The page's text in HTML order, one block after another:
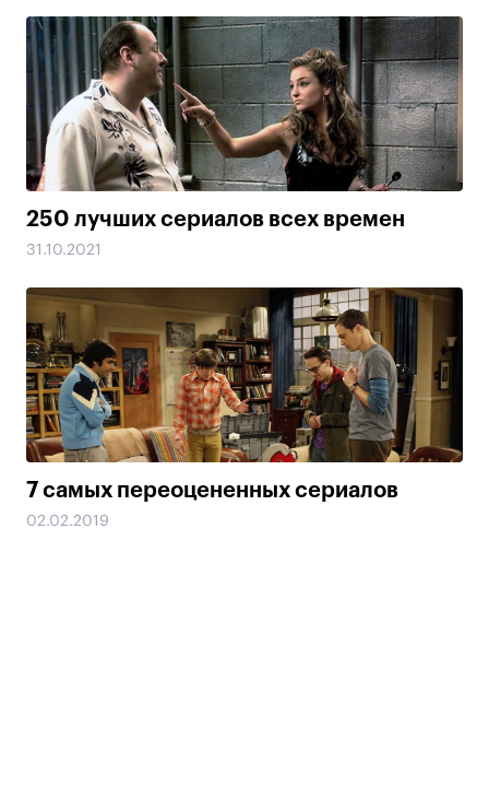
250 лучших сериалов всех времен
31.10.2021
7 самых переоцененных сериалов
02.02.2019